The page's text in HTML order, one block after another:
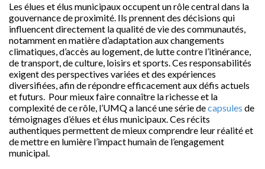
Les élues et élus municipaux occupent un rôle central dans la
gouvernance de proximité. Ils prennent des décisions qui
influencent directement la qualité de vie des communautés,
notamment en matière d’adaptation aux changements
climatiques, d’accès au logement, de lutte contre l’itinérance,
de transport, de culture, loisirs et sports. Ces responsabilités
exigent des perspectives variées et des expériences
diversifiées, afin de répondre efficacement aux défis actuels
et futurs. Pour mieux faire connaître la richesse et la
complexité de ce rôle, l’UMQ a lancé une série decapsules de
témoignages d’élues et élus municipaux. Ces récits
authentiques permettent de mieux comprendre leur réalité et
de mettre en lumière l’impact humain de l’engagement
municipal.